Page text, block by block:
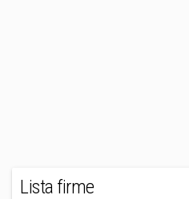
Lista firme